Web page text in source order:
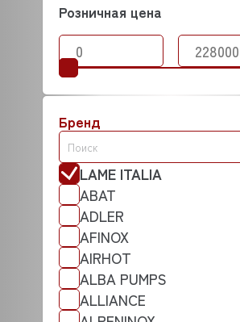
Розничная цена
Бренд
LAME ITALIA
ABAT
ADLER
AFINOX
AIRHOT
ALBA PUMPS
ALLIANCE